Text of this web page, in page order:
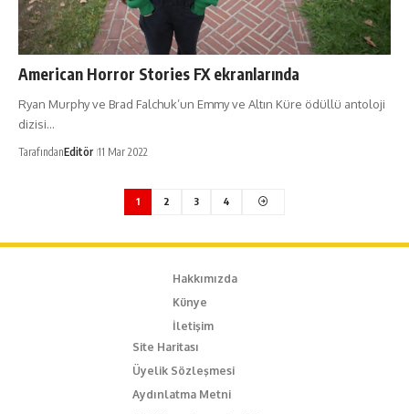
American Horror Stories FX ekranlarında
Ryan Murphy ve Brad Falchuk’un Emmy ve Altın Küre ödüllü antoloji
dizisi…
TarafındanEditör 11 Mar 2022
1 2 3 4
Hakkımızda
Künye
İletişim
Site Haritası
Üyelik Sözleşmesi
Aydınlatma Metni